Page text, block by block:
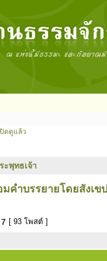
ดดูแล้ว
ะพุทธเจ้า
คำบรรยายโดยสังเ
7 [ 93 โพสต์ ]